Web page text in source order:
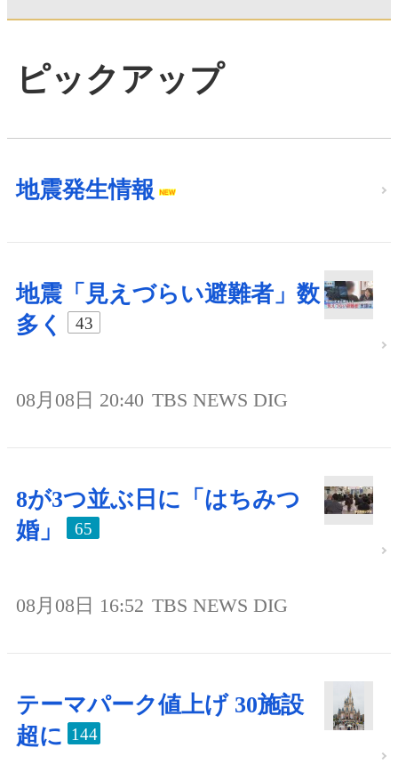
ピックアップ
地震発生情報
地震「見えづらい避難者」数
多く
43
08月08日 20:40 TBS NEWS DIG
8が3つ並ぶ日に「はちみつ
婚」
65
08月08日 16:52 TBS NEWS DIG
テーマパーク値上げ 30施設
超に 144